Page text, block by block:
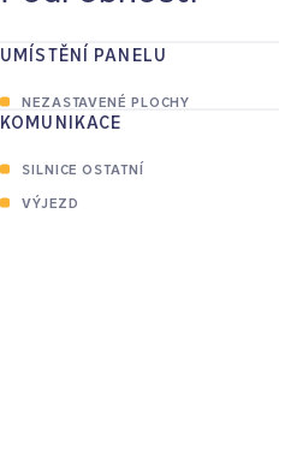
UMÍSTĚNÍ PANELU
NEZASTAVENÉ PLOCHY
KOMUNIKACE
SILNICE OSTATNÍ
VÝJEZD